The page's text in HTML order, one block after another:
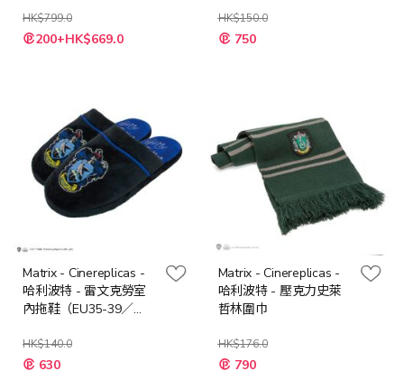
HK$799.0
特
殊 200+HK$669.0
HK$150.0
特
殊 750
Matrix - Cinereplicas -
哈利波特 - 雷文克勞室
內拖鞋（EU35-39／
HK$140.0
特
殊 630
Matrix - Cinereplicas -
哈利波特 - 壓克力史萊
哲林圍巾
HK$176.0
特
殊 790